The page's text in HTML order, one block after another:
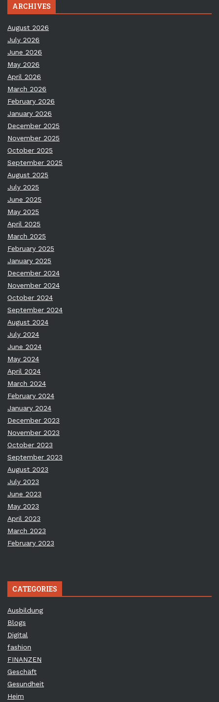
ARCHIVES
August 2026
July 2026
June 2026
May 2026
April 2026
March 2026
February 2026
January 2026
December 2025
November 2025
October 2025
September 2025
August 2025
July 2025
June 2025
May 2025
April 2025
March 2025
February 2025
January 2025
December 2024
November 2024
October 2024
September 2024
August 2024
July 2024
June 2024
May 2024
April 2024
March 2024
February 2024
January 2024
December 2023
November 2023
October 2023
September 2023
August 2023
July 2023
June 2023
May 2023
April 2023
March 2023
February 2023
CATEGORIES
Ausbildung
Blogs
Digital
fashion
FINANZEN
Geschäft
Gesundheit
Heim